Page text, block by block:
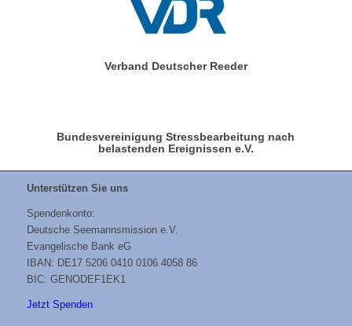
Verband Deutscher Reeder
Bundesvereinigung Stressbearbeitung nach
belastenden Ereignissen e.V.
Unterstützen Sie uns
Spendenkonto:
Deutsche Seemannsmission e.V.
Evangelische Bank eG
IBAN: DE17 5206 0410 0106 4058 86
BIC: GENODEF1EK1
Jetzt Spenden